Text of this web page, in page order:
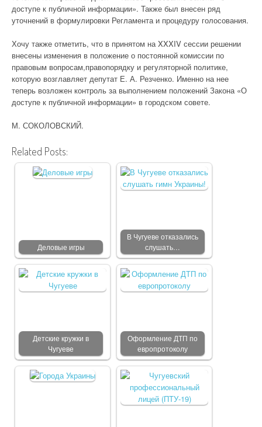
доступе к публичной информации». Также был внесен ряд
уточнений в формулировки Регламента и процедуру голосования.
Хочу также отметить, что в принятом на XXXIV сессии решении
внесены изменения в положение о постоянной комиссии по
правовым вопросам,правопорядку и регуляторной политике,
которую возглавляет депутат Е. А. Резченко. Именно на нее
теперь возложен контроль за выполнением положений Закона «О
доступе к публичной информации» в городском совете.
М. СОКОЛОВСКИЙ.
Related Posts:
Деловые игры
В Чугуеве отказались
слушать…
Детские кружки в
Чугуеве
Оформление ДТП по
европротоколу